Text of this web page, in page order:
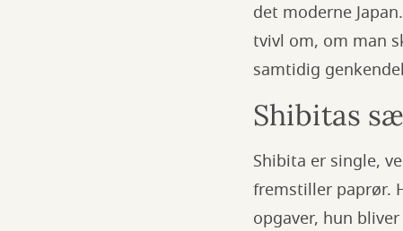
det moderne
tvivl om, om man
samtidig
Shibitas
Shibita er single,
fremstiller paprør.
opgaver, hun